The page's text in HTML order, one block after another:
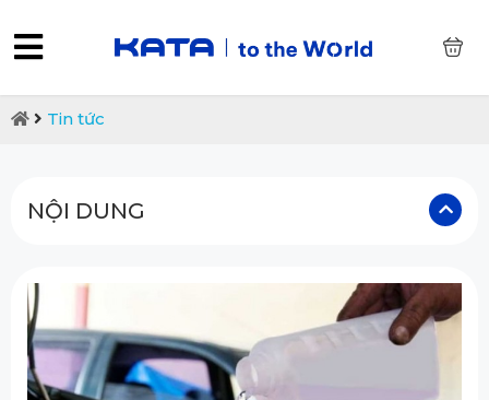
Tin tức
NỘI DUNG